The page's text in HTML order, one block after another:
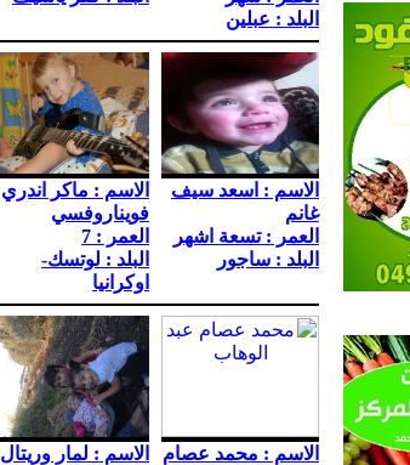
البلد : عبلين
الاسم : اسعد سيف
غانم
العمر : تسعة اشهر
البلد : ساجور
الاسم : ماكر اندري
فويناروفسي
العمر : 7
البلد : لوتسك-
اوكرانيا
الاسم : محمد عصام
الاسم : لمار وريتال